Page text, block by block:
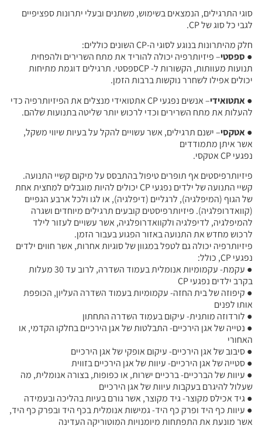
סוגי התרגילים, הנמצאים בשימוש, משתנים ובעלי יתרונות ספציפיים
לגבי כל סוג של CP.
חלק מהיתרונות בנוגע לסוגי ה-CP השונים כוללים:
● ספסטי– פיזיותרפיה יכולה להוריד את מתח השרירים ולהפחית
תנועות מעוותות, הקשורות ל- CPספסטי. תרגילים דוגמת מתיחות
יכולים אפילו לשחרר נוקשות ברבות הזמן.
●אתטואידי
– אנשים נפגעי CP אתטואידי מנצלים את הפיזיותרפיה כדי
להעלות את מתח השרירים וכדי לרכוש יותר שליטה בתנועות שלהם.
●אטקסי– ישנם תרגילים, אשר עשויים להקל על בעיות שיווי משקל,
אשר איתן מתמודדים
נפגעי CP אטקסי.
פיזיותרפיסטים אף תופרים טיפול בהתבסס על מיקום קשיי התנועה.
קשיי התנועה של ילדים נפגעי CP יכולים להיות מוגבלים למחצית אחת
של הגוף (המיפלגיה), לרגליים (דיפלגיה), או לגו ולכל ארבע הגפיים
(קוואדרופלגיה). פיזיותרפיסטים קובעים תרגילים מיוחדים ושגרה
להמיפלגיה, לדיפלגיה ולקוואדרופלגיה, אשר עשויים לעזור לילד
לרכוש מחדש את התנועה באזור הפגוע בעבור הזמן.
פיזיותרפיה יכולה גם לטפל במגוון של סוגיות אחרות, אשר חווים ילדים
נפגעי CP, כולל:
● עקמת- עקמומיות אנומלית בעמוד השדרה, לרוב עד 30 מעלות
בקרב ילדים נפגעי CP
● קיפוזה של בית החזה- עקמומיות בעמוד השדרה העליון, הכופפת
אותו לפנים
● לורדוזה מותנית- עיקום בעמוד השדרה התחתון
● נטייה של אגן הירכיים- התבלטות של אגן הירכיים בחלקו הקדמי, או
האחורי
● סיבוב של אגן הירכיים- עיקום אופקי של אגן הירכיים
● סטייה של אגן הירכיים- עיוות של אגן הירכיים בזווית
● עיוות של הברכיים- ברכיים ישרות, או כפופות, בצורה אנומלית, מה
שעלול להיגרם בעקבות עיוות של אגן הירכיים
● גיד אכילס מקוצר- גיד מקוצר, אשר גורם בעיות בהליכה ובעמידה
● עיוות כף היד ופרק כף היד- גמישות אנומלית בכף היד ובפרק כף היד,
אשר מונעת את התפתחות מיומנויות המוטוריקה העדינה